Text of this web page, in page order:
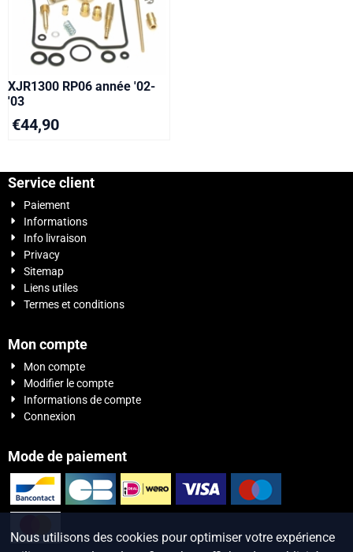
XJR1300 RP06 année '02-
'03
€44,90
Service client
Paiement
Informations
Info livraison
Privacy
Sitemap
Liens utiles
Termes et conditions
Mon compte
Mon compte
Modifier le compte
Informations de compte
Connexion
Mode de paiement
Nous utilisons des cookies pour optimiser votre expérience